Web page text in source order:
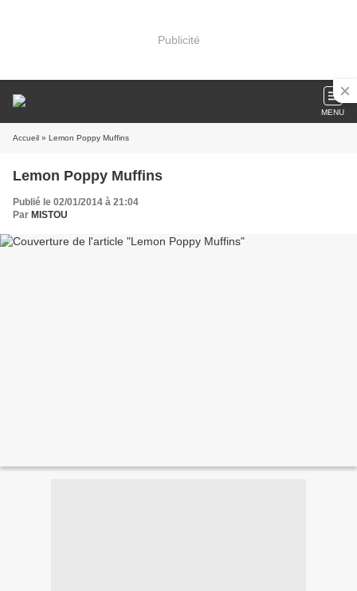
Publicité
MENU
Accueil » Lemon Poppy Muffins
Lemon Poppy Muffins
Publié le 02/01/2014 à 21:04
Par MISTOU